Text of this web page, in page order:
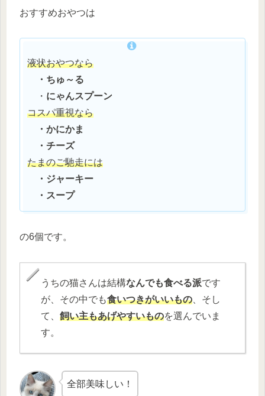
おすすめおやつは
液状おやつなら
・ちゅ～る
・ にゃんスプーン
コスパ重視なら
・かにかま
・チーズ
たまのご馳走には
・ジャーキー
・スープ
の6個です。
うちの猫さんは結構なんでも食べる派です
が、その中でも食いつきがいいもの 、そし
て、 飼い主もあげやすいものを選んでいま
す。
全部美味しい！